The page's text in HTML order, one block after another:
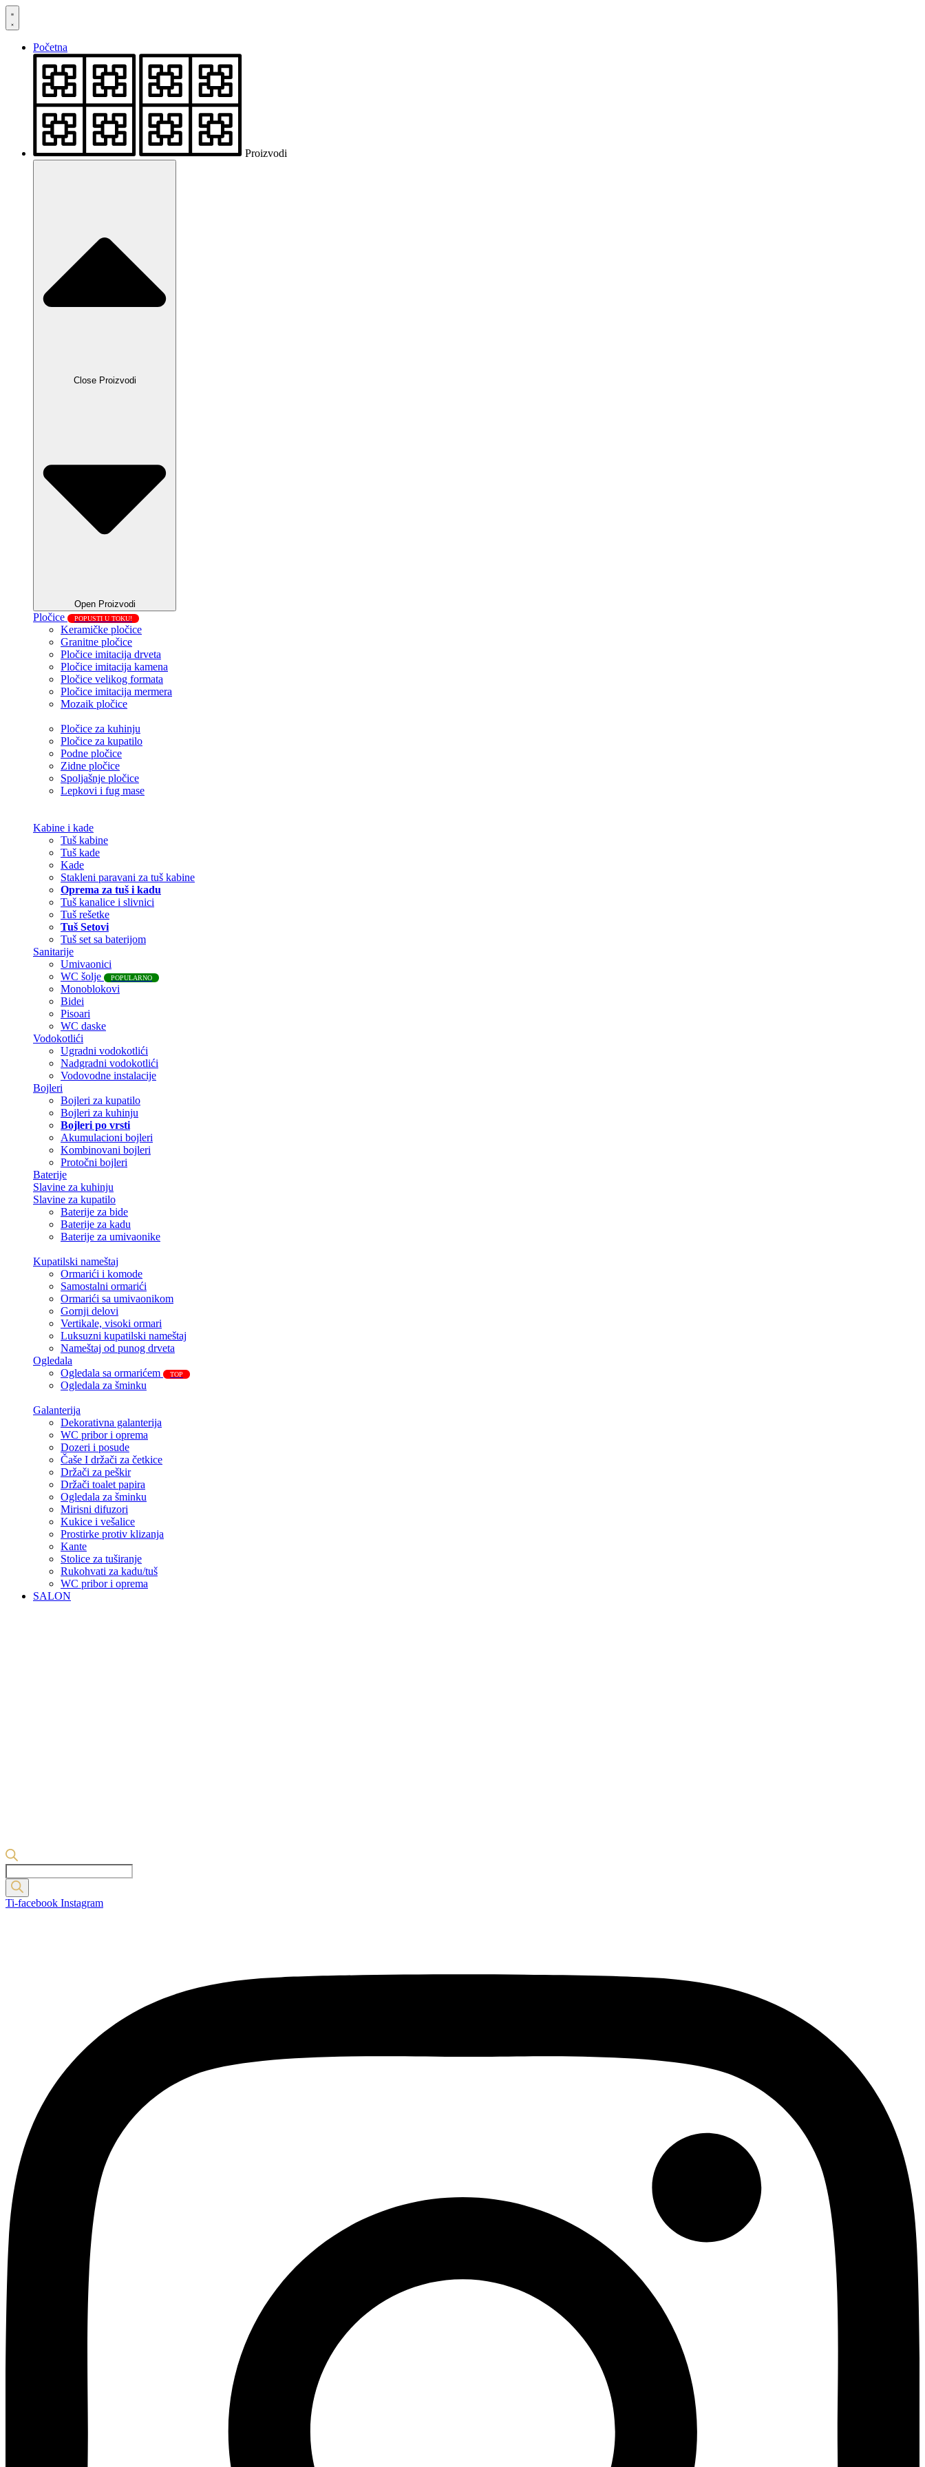
Skočite
na
Početna
Proizvodi
Close Proizvodi
Open Proizvodi
Pločice POPUSTI U TOKU!
Keramičke pločice
Granitne pločice
Pločice imitacija drveta
Pločice imitacija kamena
Pločice velikog formata
Pločice imitacija mermera
Mozaik pločice
Pločice za kuhinju
Pločice za kupatilo
Podne pločice
Zidne pločice
Spoljašnje pločice
Lepkovi i fug mase
Kabine i kade
Tuš kabine
Tuš kade
Kade
Stakleni paravani za tuš kabine
Oprema za tuš i kadu
Tuš kanalice i slivnici
Tuš rešetke
Tuš Setovi
Tuš set sa baterijom
Sanitarije
Umivaonici
WC šolje
POPULARNO
Monoblokovi
Bidei
Pisoari
WC daske
Vodokotlići
Ugradni vodokotlići
Nadgradni vodokotlići
Vodovodne instalacije
Bojleri
Bojleri za kupatilo
Bojleri za kuhinju
Bojleri po vrsti
Akumulacioni bojleri
Kombinovani bojleri
Protočni bojleri
Baterije
Slavine za kuhinju
Slavine za kupatilo
Baterije za bide
Baterije za kadu
Baterije za umivaonike
Kupatilski nameštaj
Ormarići i komode
Samostalni ormarići
Ormarići sa umivaonikom
Gornji delovi
Vertikale, visoki ormari
Luksuzni kupatilski nameštaj
Nameštaj od punog drveta
Ogledala
Ogledala sa ormarićem
TOP
Ogledala za šminku
Galanterija
Dekorativna galanterija
WC pribor i oprema
Dozeri i posude
Čaše I držači za četkice
Držači za peškir
Držači toalet papira
Ogledala za šminku
Mirisni difuzori
Kukice i vešalice
Prostirke protiv klizanja
Kante
Stolice za tuširanje
Rukohvati za kadu/tuš
WC pribor i oprema
SALON
Products
search
Ti-facebook Instagram